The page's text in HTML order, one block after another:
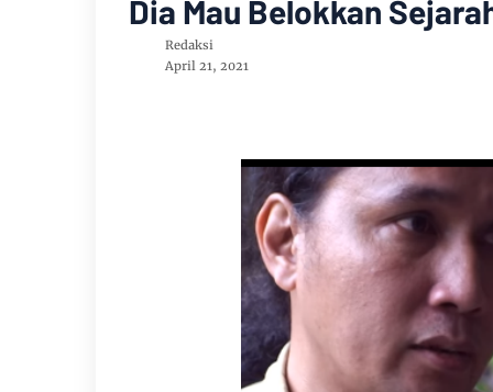
Dia Mau Belokkan
Redaksi
April 21, 2021